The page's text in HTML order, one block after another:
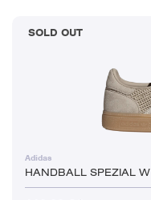
SOLD OUT
Adidas
HANDBALL SPEZIAL W